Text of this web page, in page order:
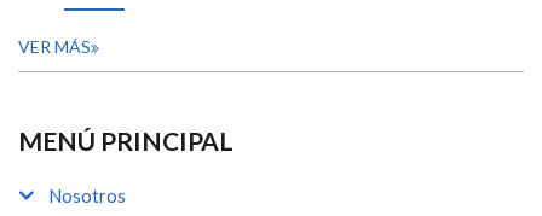
VER MÁS
MENÚ PRINCIPAL
Nosotros